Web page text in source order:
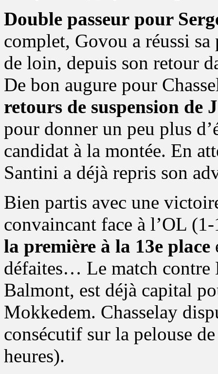
Double passeur pour
complet, Govou a réussi
de loin, depuis son retour
De bon augure pour
retours de suspension
pour donner un peu plus
candidat à la montée. En
Santini a déjà repris son
Bien partis avec une
convaincant face à l’OL
la première à la 13e place
défaites… Le match contre
Balmont, est déjà capital
Mokkedem. Chasselay
consécutif sur la pelouse
heures).